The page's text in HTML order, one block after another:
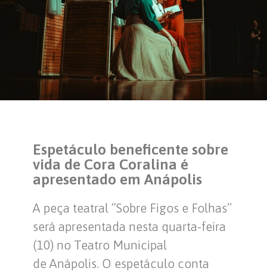
Espetáculo beneficente sobre
vida de Cora Coralina é
apresentado em Anápolis
A peça teatral “Sobre Figos e Folhas”
será apresentada nesta quarta-feira
(10) no Teatro Municipal
de Anápolis. O espetáculo conta